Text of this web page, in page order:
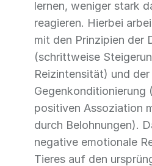
lernen, weniger stark
reagieren. Hierbei
mit den Prinzipien der
(schrittweise
Reizintensität) und der
Gegenkonditionierung
positiven Assoziation
durch Belohnungen).
negative emotionale
Tieres auf den